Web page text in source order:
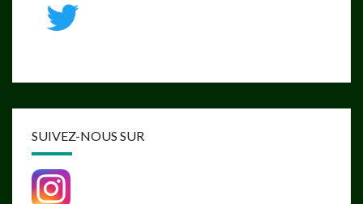
SUIVEZ-NOUS SUR